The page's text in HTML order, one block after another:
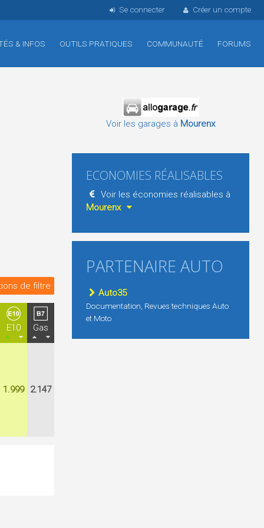
Se connecter Créer un compte
& INFOS OUTILS PRATIQUES COMMUNAUTÉ FORUMS
de filtre
E10
Gas
1.999 2.147
Voir les garages à Mourenx
ECONOMIES RÉALISABLES
Voir les économies réalisables à
Mourenx
PARTENAIRE AUTO
Auto35
Documentation, Revues techniques Auto
et Moto